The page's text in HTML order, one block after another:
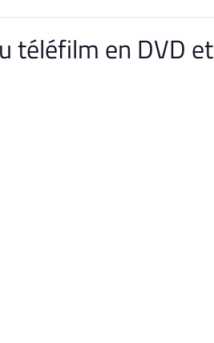
téléfilm en DVD et